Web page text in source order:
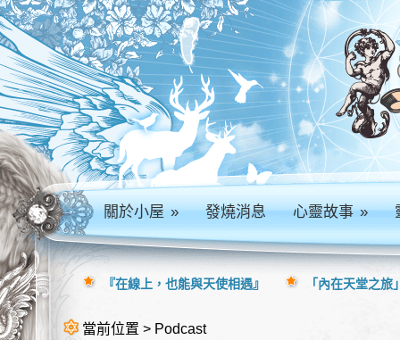
關於小屋» 發燒消息 心靈故事»
當前位置 > Podcast
『在線上，也能與天使相遇』 「內在天堂之